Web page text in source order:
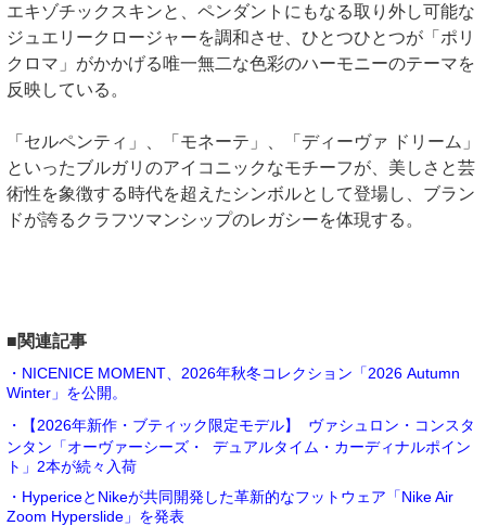
エキゾチックスキンと、ペンダントにもなる取り外し可能な
ジュエリークロージャーを調和させ、ひとつひとつが「ポリ
クロマ」がかかげる唯一無二な色彩のハーモニーのテーマを
反映している。
「セルペンティ」、「モネーテ」、「ディーヴァ ドリーム」
といったブルガリのアイコニックなモチーフが、美しさと芸
術性を象徴する時代を超えたシンボルとして登場し、ブラン
ドが誇るクラフツマンシップのレガシーを体現する。
■関連記事
・NICENICE MOMENT、2026年秋冬コレクション「2026 Autumn
Winter」を公開。
・【2026年新作・ブティック限定モデル】 ヴァシュロン・コンスタ
ンタン「オーヴァーシーズ・ デュアルタイム・カーディナルポイン
ト」2本が続々入荷
・HypericeとNikeが共同開発した革新的なフットウェア「Nike Air
Zoom Hyperslide」を発表